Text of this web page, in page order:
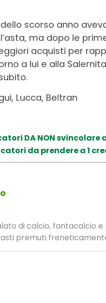
scorso anno
ma dopo le
acquisti per
a lui e alla
Lucca, Beltran
DA NON svincolare
da prendere a 1
di calcio, fantacalcio
premuti